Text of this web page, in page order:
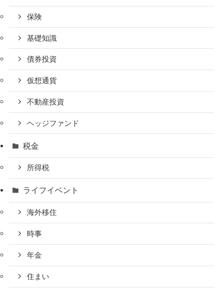
保険
基礎知識
債券投資
仮想通貨
不動産投資
ヘッジファンド
税金
所得税
ライフイベント
海外移住
時事
年金
住まい